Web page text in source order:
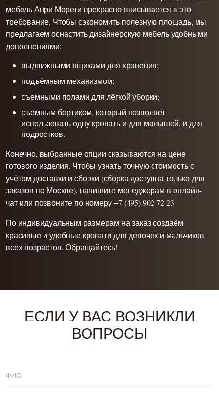
мебель Анри Морети прекрасно вписывается в это
требование. Чтобы сэкономить полезную площадь, мы
предлагаем оснастить дизайнерскую мебель удобными
дополнениями:
выдвижными ящиками для хранения;
подъёмным механизмом;
съемными полами для лёгкой уборки;
съемным бортиком, который позволяет
использовать одну кровать и для малышей, и для
подростков.
Конечно, выбранные опции сказываются на цене
готового изделия. Чтобы узнать точную стоимость с
учётом доставки и сборки (сборка доступна только для
заказов по Москве), напишите менеджерам в онлайн-
чат или позвоните по номеру +7 (495) 902 72 23.
По индивидуальным размерам на заказ создаём
красивые и удобные кровати для девочек и мальчиков
всех возрастов. Обращайтесь!
ЕСЛИ У ВАС ВОЗНИКЛИ
ВОПРОСЫ